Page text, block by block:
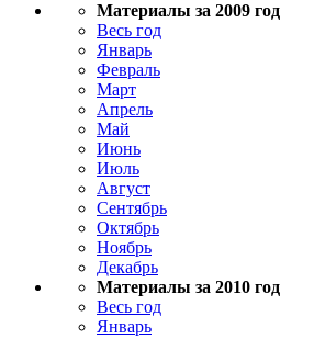
Материалы за 2009 год
Весь год
Январь
Февраль
Март
Апрель
Май
Июнь
Июль
Август
Сентябрь
Октябрь
Ноябрь
Декабрь
Материалы за 2010 год
Весь год
Январь